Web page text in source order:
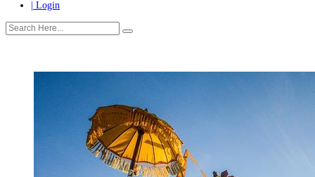
Event
In-Depth